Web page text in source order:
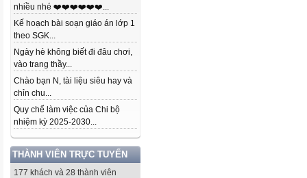
nhiều nhé ❤️❤️❤️❤️❤️❤️...
Kế hoạch bài soạn giáo án lớp 1
theo SGK...
Ngày hè không biết đi đâu chơi,
vào trang thầy...
Chào bạn N, tài liệu siêu hay và
chỉn chu...
Quy chế làm việc của Chi bộ
nhiệm kỳ 2025-2030...
THÀNH VIÊN TRỰC TUYẾN
177 khách và 28 thành viên